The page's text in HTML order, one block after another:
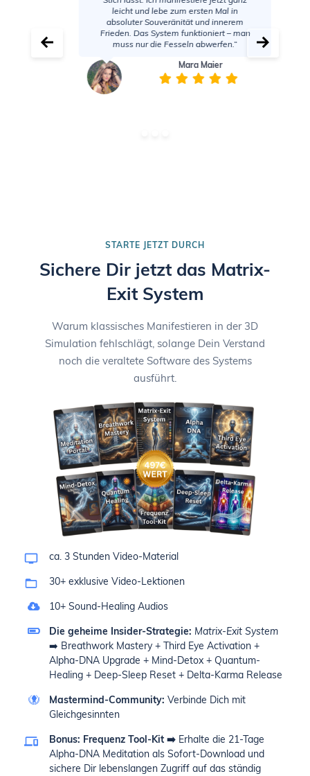
leicht und lebe zum ersten Mal in
absoluter Souveränität und innerem
Frieden. Das System funktioniert – man
muss nur die Fesseln abwerfen.“
Mara Maier
STARTE JETZT DURCH
Sichere Dir jetzt das Matrix-
Exit System
Warum klassisches Manifestieren in der 3D
Simulation fehlschlägt, solange Dein Verstand
noch die veraltete Software des Systems
ausführt.
ca. 3 Stunden Video-Material
30+ exklusive Video-Lektionen
10+ Sound-Healing Audios
Die geheime Insider-Strategie: Matrix-Exit System
➡️ Breathwork Mastery + Third Eye Activation +
Alpha-DNA Upgrade + Mind-Detox + Quantum-
Healing + Deep-Sleep Reset + Delta-Karma Release
Mastermind-Community: Verbinde Dich mit
Gleichgesinnten
Bonus: Frequenz Tool-Kit ➡️ Erhalte die 21-Tage
Alpha-DNA Meditation als Sofort-Download und
sichere Dir lebenslangen Zugriff auf das ständig